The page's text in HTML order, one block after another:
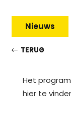
Nieuws
TERUG
Het
hier te